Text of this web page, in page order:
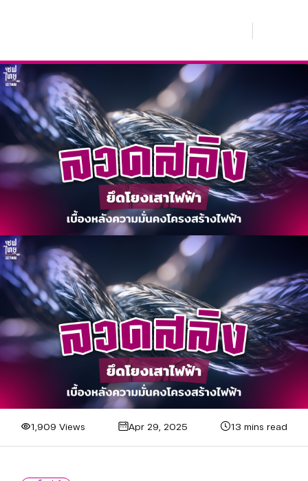
1,909 Views Apr 29, 2025 13 mins read